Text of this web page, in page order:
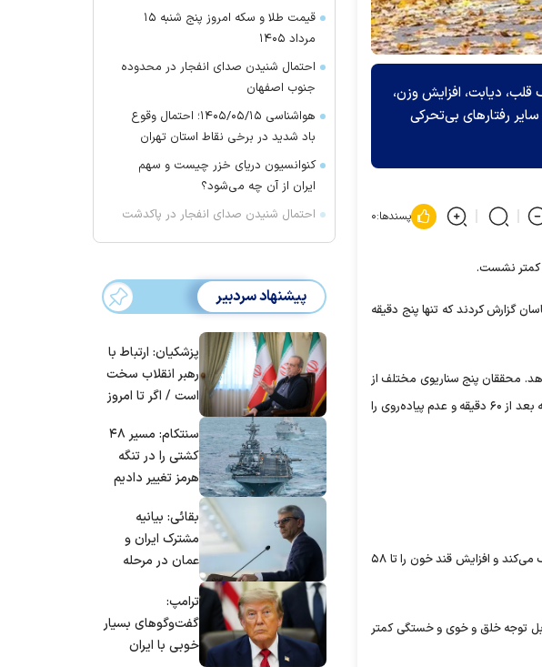
دیابت، افزایش وزن،
رفتارهای بی‌تحرکی
پسندها:۰
کمتر نشست.
گزارش کردند که تنها پنج دقیقه
قرار می‌دهد. محققان پنج سناریوی مختلف از
جمله یک دقیقه پیاده‌روی بعد از هر ۳۰ دقیقه نشستن، یک دقیقه بعد از ۶۰ دقیقه، پنج دقیقه بعد از ۳۰ دقیقه، پنج دقیقه بعد از ۶۰ دقیقه و عدم پیاده‌روی را
برای مثال پنج دقیقه پیاده‌روی به ازای هر ۳۰ دقیقه نشستن به تنظیم واکنش شرکت‌کنندگان به وعده‌های غذایی بزرگ کمک می‌کند و افزایش قند خون را تا ۵۸
توجه خلق‌ و خوی و خستگی کمتر
قیمت طلا و سکه امروز پنج شنبه ۱۵
مرداد ۱۴۰۵
احتمال شنیدن صدای انفجار در محدوده
جنوب اصفهان
هواشناسی ۱۴۰۵/۰۵/۱۵؛ احتمال وقوع
باد شدید در برخی نقاط استان تهران
کنوانسیون دریای خزر چیست و سهم
ایران از آن چه می‌شود؟
احتمال شنیدن صدای انفجار در پاکدشت
پیشنهاد سردبیر
پزشکیان: ارتباط با
رهبر انقلاب سخت
است / اگر تا امروز
مردم ایران استسنتکام: مسیر ۴۸
کشتی را در تنگه
هرمز تغییر دادیم
بقائی: بیانیه
مشترک ایران و
عمان در مرحله
است/ برنامه‌ای
برای سفر به قطر و
پاکستان نداریم
ترامپ:
گفت‌و‌گو‌های بسیار
خوبی با ایران